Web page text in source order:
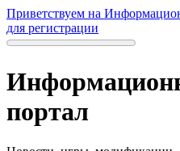
Приветствуем на
для регистрации
портал